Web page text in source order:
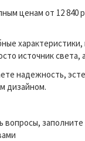
ценам от 12
источник
надежность,
дизайном.
вопросы,